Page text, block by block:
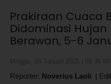
Prakiraan Cuaca
Didominasi Hujan
Berawan, 5-6
Reporter: Noverius Laoli |